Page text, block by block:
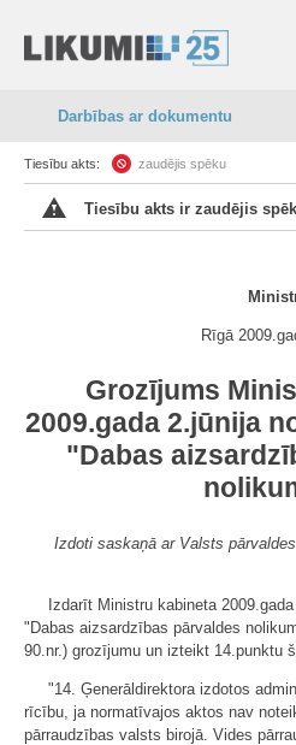
Darbības ar dokumentu
Tiesību akts: zaudējis spēku
Tiesību akts ir zaudējis
Rīgā
Grozījums
2009.gada 2.jūnija
"Dabas
Izdoti saskaņā ar Valsts
Izdarīt Ministru kabineta
"Dabas aizsardzības pārvaldes
90.nr.) grozījumu un izteikt 14.punktu
"14. Ģenerāldirektora izdotos
rīcību, ja normatīvajos aktos nav
pārraudzības valsts birojā. Vides